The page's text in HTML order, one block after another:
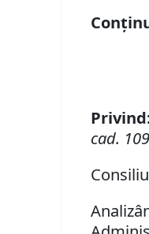
Privind
cad.